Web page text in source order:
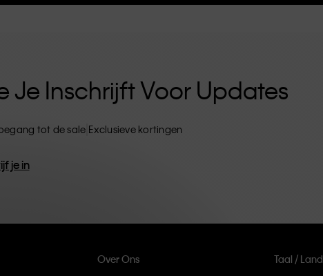
Je Inschrijft Voor Updates
tot de sale Exclusieve kortingen
je in
Over Ons
Taal / Land